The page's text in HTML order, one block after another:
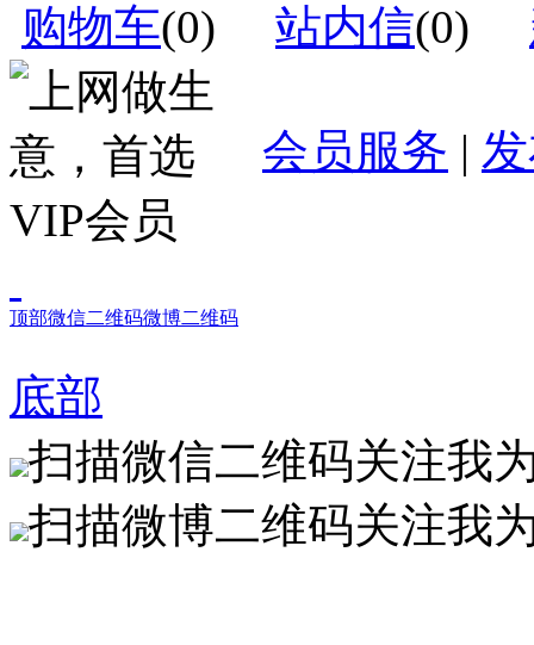
购物车(0) 站内信(0)
会员服务 |
顶部微信二维码微博二维码
底部
扫描微信二维码关注我
扫描微博二维码关注我